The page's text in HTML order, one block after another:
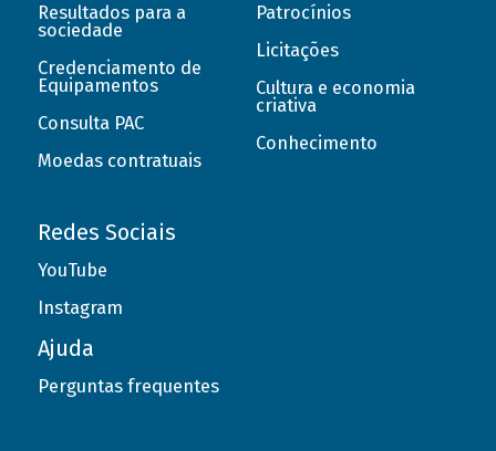
Resultados para a
sociedade
Credenciamento de
Equipamentos
Consulta PAC
Moedas contratuais
Patrocínios
Licitações
Cultura e economia
criativa
Conhecimento
Redes Sociais
YouTube
Instagram
Ajuda
Perguntas frequentes